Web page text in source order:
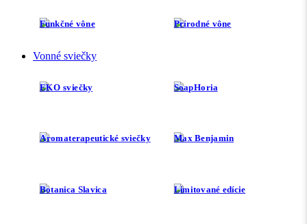
Funkčné vône Prírodné vône
Vonné sviečky
EKO sviečky SoapHoria
Aromaterapeutické sviečky Max Benjamin
Botanica Slavica Limitované edície